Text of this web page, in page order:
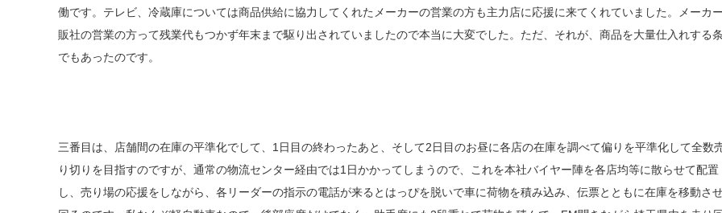
働です。テレビ、冷蔵庫については商品供給に協力してくれたメーカーの営業の方も主力店に応援に来てくれていました。メーカ
販社の営業の方って残業代もつかず年末まで駆り出されていましたので本当に大変でした。ただ、それが、商品を大量仕入れする
でもあったのです。
三番目は、店舗間の在庫の平準化でして、1日目の終わったあと、そして2日目のお昼に各店の在庫を調べて偏りを平準化して全数
り切りを目指すのですが、通常の物流センター経由では1日かかってしまうので、これを本社バイヤー陣を各店均等に散らせて配置
し、売り場の応援をしながら、各リーダーの指示の電話が来るとはっぴを脱いで車に荷物を積み込み、伝票とともに在庫を移動さ